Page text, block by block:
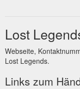
Lost
Webseite,
Lost Legends.
Links zum